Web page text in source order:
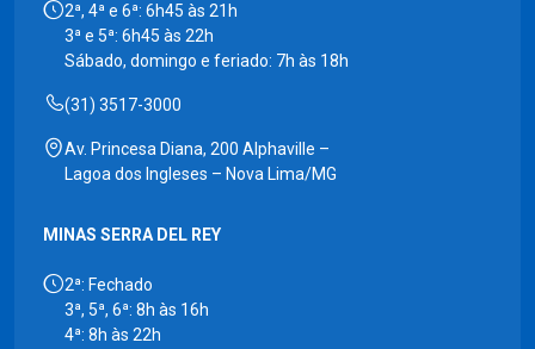
2ª, 4ª e 6ª: 6h45 às 21h
3ª e 5ª: 6h45 às 22h
Sábado, domingo e feriado: 7h às 18h
(31) 3517-3000
Av. Princesa Diana, 200 Alphaville –
Lagoa dos Ingleses – Nova Lima/MG
MINAS SERRA DEL REY
2ª: Fechado
3ª, 5ª, 6ª: 8h às 16h
4ª: 8h às 22h